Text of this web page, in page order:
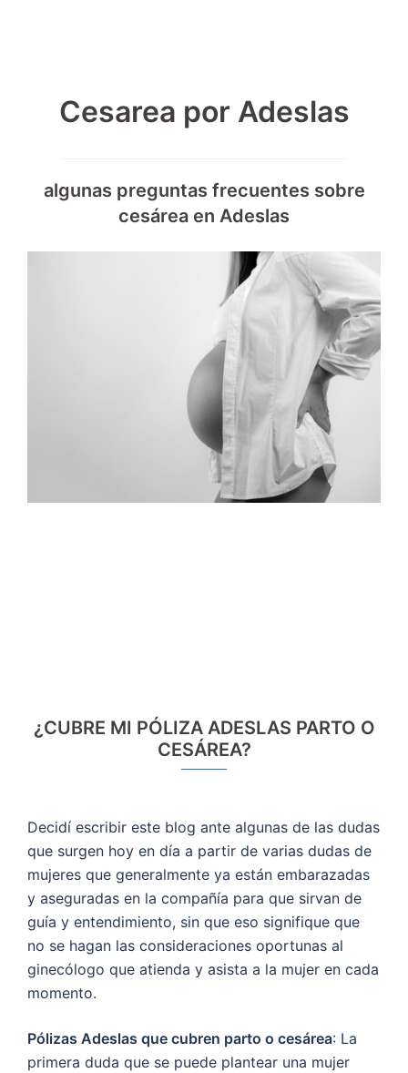
Cesarea por Adeslas
algunas preguntas frecuentes sobre
cesárea en Adeslas
¿CUBRE MI PÓLIZA ADESLAS PARTO O
CESÁREA?
Decidí escribir este blog ante algunas de las dudas
que surgen hoy en día a partir de varias dudas de
mujeres que generalmente ya están embarazadas
y aseguradas en la compañía para que sirvan de
guía y entendimiento, sin que eso signifique que
no se hagan las consideraciones oportunas al
ginecólogo que atienda y asista a la mujer en cada
momento.
Pólizas Adeslas que cubren parto o cesárea: La
primera duda que se puede plantear una mujer